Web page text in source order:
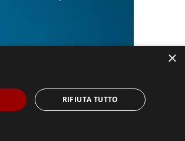
×
RIFIUTA TUTTO